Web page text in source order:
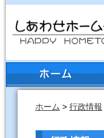
ホーム > 行政情報